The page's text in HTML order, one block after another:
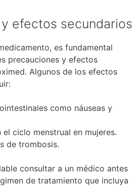
efectos secundarios
es fundamental
precauciones y efectos
Algunos de los efectos
como náuseas y
el ciclo menstrual en mujeres.
de trombosis.
consultar a un médico antes
de tratamiento que incluya